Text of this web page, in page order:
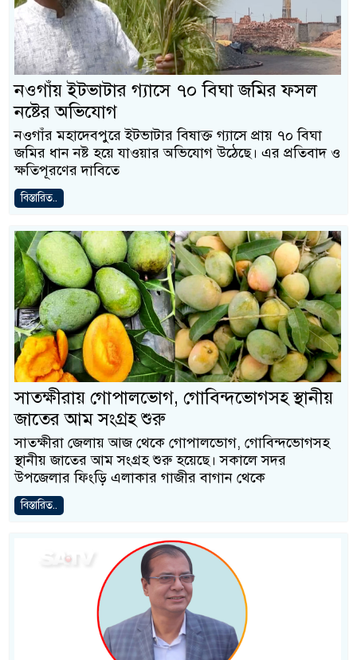
নওগাঁয় ইটভাটার গ্যাসে ৭০ বিঘা জমির ফসল
নষ্টের অভিযোগ
নওগাঁর মহাদেবপুরে ইটভাটার বিষাক্ত গ্যাসে প্রায় ৭০ বিঘা
জমির ধান নষ্ট হয়ে যাওয়ার অভিযোগ উঠেছে। এর প্রতিবাদ ও
ক্ষতিপূরণের দাবিতে
বিস্তারিত..
সাতক্ষীরায় গোপালভোগ, গোবিন্দভোগসহ স্থানীয়
জাতের আম সংগ্রহ শুরু
সাতক্ষীরা জেলায় আজ থেকে গোপালভোগ, গোবিন্দভোগসহ
স্থানীয় জাতের আম সংগ্রহ শুরু হয়েছে। সকালে সদর
উপজেলার ফিংড়ি এলাকার গাজীর বাগান থেকে
বিস্তারিত..